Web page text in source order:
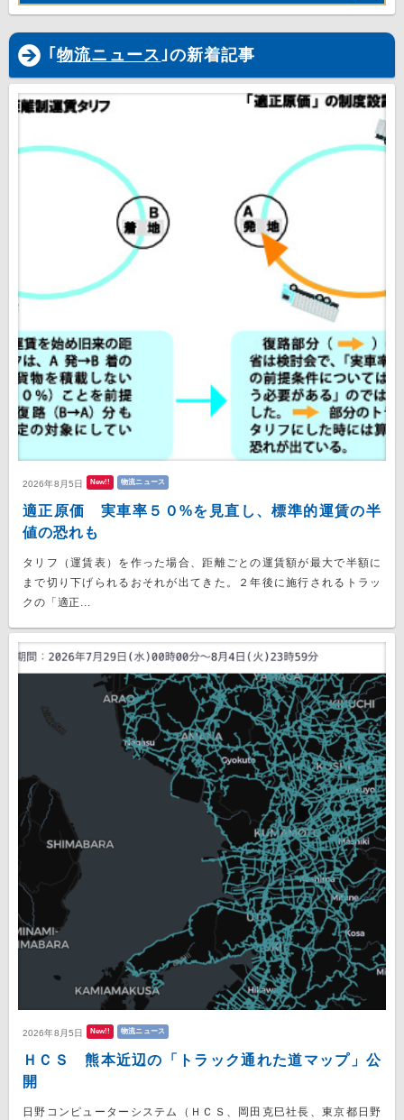
｢ 物流ニュース｣の新着記事
2026年8月5日 New!! 物流ニュース
適正原価 実車率５０%を見直し、標準的運賃の半
値の恐れも
タリフ（運賃表）を作った場合、距離ごとの運賃額が最大で半額に
まで切り下げられるおそれが出てきた。２年後に施行されるトラッ
クの「適正...
2026年8月5日 New!! 物流ニュース
ＨＣＳ 熊本近辺の「トラック通れた道マップ」公
開
日野コンピューターシステム（ＨＣＳ、岡田克巳社長、東京都日野